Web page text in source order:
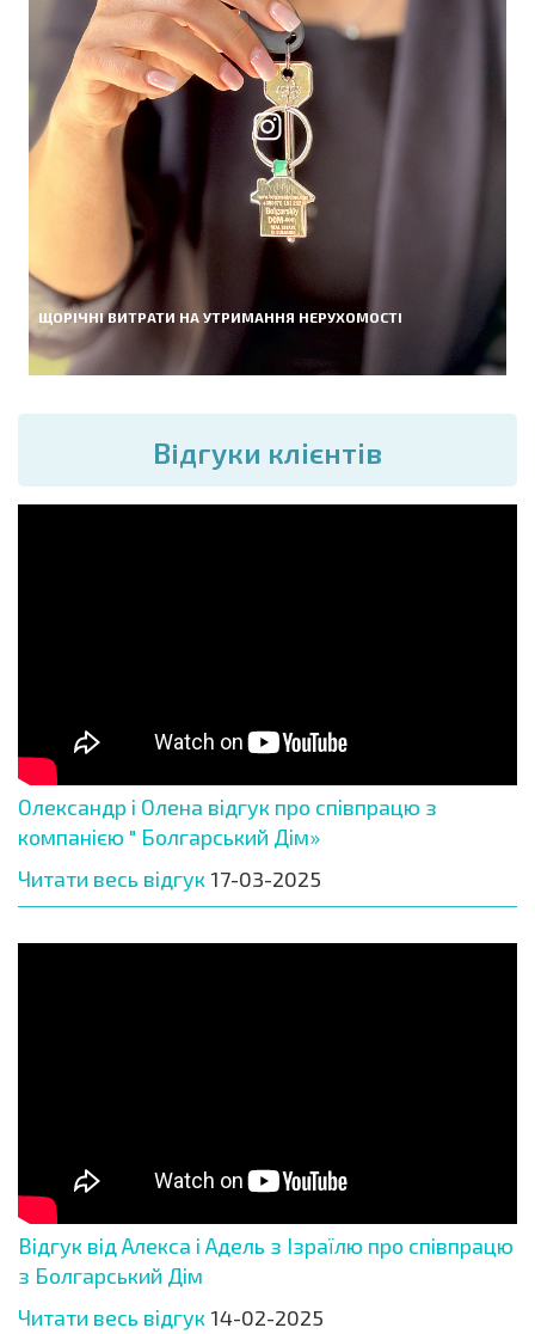
ЩОРІЧНІ ВИТРАТИ НА УТРИМАННЯ НЕРУХОМОСТІ
Вiдгуки клієнтів
Олександр і Олена відгук про співпрацю з
компанією " Болгарський Дім»
Читати весь відгук 17-03-2025
Відгук від Алекса і Адель з Ізраїлю про співпрацю
з Болгарський Дім
Читати весь відгук 14-02-2025